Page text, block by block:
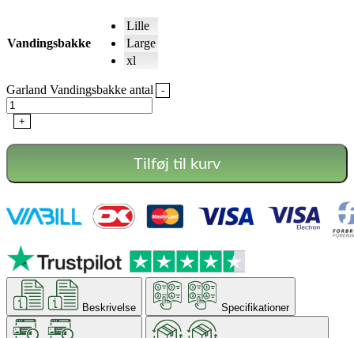
Vandingsbakke
Lille
Large
xl
Garland Vandingsbakke antal -
+
Tilføj til kurv
Beskrivelse Specifikationer